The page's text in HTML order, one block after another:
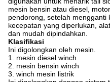
mesin bensin atau diesel,
pendorong, setelah mengganti
kecepatan yang diperlukan,
dan mudah dipindahkan.
Klasifikasi
Ini digolongkan oleh mesin.
1. mesin diesel winch
2. mesin bensin winch
3. winch mesin listrik